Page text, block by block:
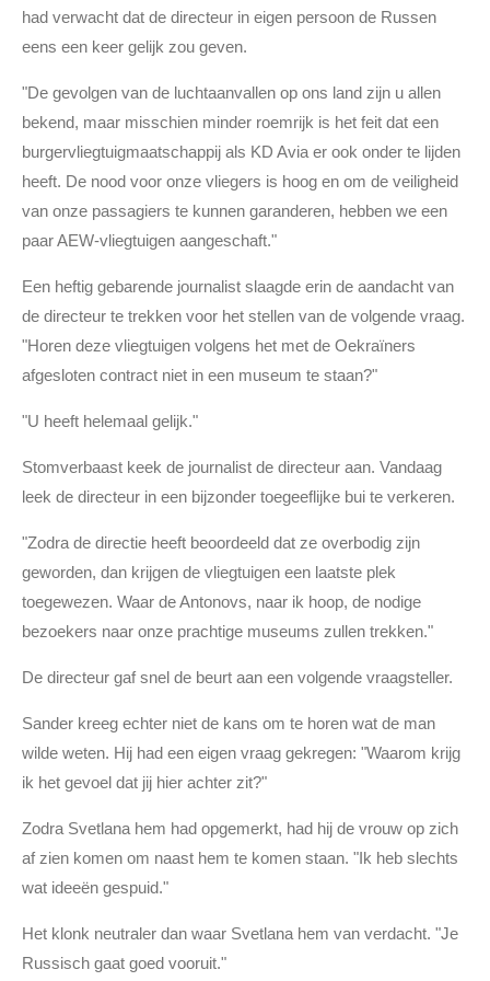
had verwacht dat de directeur in eigen persoon de Russen
eens een keer gelijk zou geven.
"De gevolgen van de luchtaanvallen op ons land zijn u allen
bekend, maar misschien minder roemrijk is het feit dat een
burgervliegtuigmaatschappij als KD Avia er ook onder te lijden
heeft. De nood voor onze vliegers is hoog en om de veiligheid
van onze passagiers te kunnen garanderen, hebben we een
paar AEW-vliegtuigen aangeschaft."
Een heftig gebarende journalist slaagde erin de aandacht van
de directeur te trekken voor het stellen van de volgende vraag.
"Horen deze vliegtuigen volgens het met de Oekraïners
afgesloten contract niet in een museum te staan?"
"U heeft helemaal gelijk."
Stomverbaast keek de journalist de directeur aan. Vandaag
leek de directeur in een bijzonder toegeeflijke bui te verkeren.
"Zodra de directie heeft beoordeeld dat ze overbodig zijn
geworden, dan krijgen de vliegtuigen een laatste plek
toegewezen. Waar de Antonovs, naar ik hoop, de nodige
bezoekers naar onze prachtige museums zullen trekken."
De directeur gaf snel de beurt aan een volgende vraagsteller.
Sander kreeg echter niet de kans om te horen wat de man
wilde weten. Hij had een eigen vraag gekregen: "Waarom krijg
ik het gevoel dat jij hier achter zit?"
Zodra Svetlana hem had opgemerkt, had hij de vrouw op zich
af zien komen om naast hem te komen staan. "Ik heb slechts
wat ideeën gespuid."
Het klonk neutraler dan waar Svetlana hem van verdacht. "Je
Russisch gaat goed vooruit."